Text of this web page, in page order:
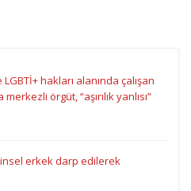
hakları alanında çalışan
örgüt, “aşırılık yanlısı”
erkek darp edilerek